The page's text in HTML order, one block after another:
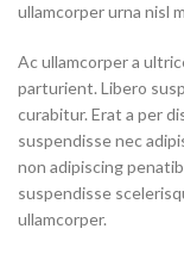
ullamcorper urna nisl
Ac ullamcorper a
parturient. Libero
curabitur. Erat a per
suspendisse nec
non adipiscing
suspendisse
ullamcorper.